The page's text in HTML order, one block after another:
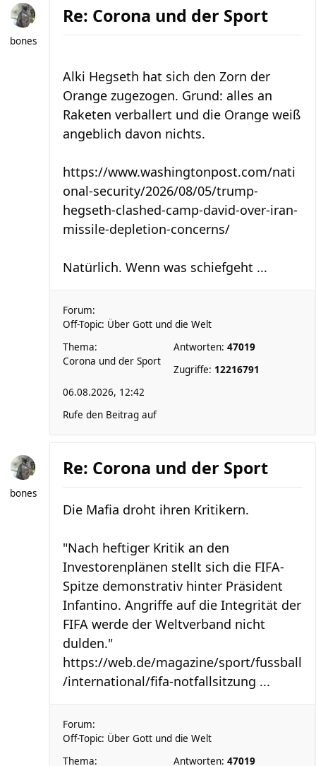
bones
Re: Corona und der Sport
Alki Hegseth hat sich den Zorn der
Orange zugezogen. Grund: alles an
Raketen verballert und die Orange weiß
angeblich davon nichts.
https://www.washingtonpost.com/nati
onal-security/2026/08/05/trump-
hegseth-clashed-camp-david-over-iran-
missile-depletion-concerns/
Natürlich. Wenn was schiefgeht ...
Forum:
Off-Topic: Über Gott und die Welt
Thema:
Corona und der Sport
Antworten: 47019
Zugriffe: 12216791
06.08.2026, 12:42
Rufe den Beitrag auf
bones
Re: Corona und der Sport
Die Mafia droht ihren Kritikern.
"Nach heftiger Kritik an den
Investorenplänen stellt sich die FIFA-
Spitze demonstrativ hinter Präsident
Infantino. Angriffe auf die Integrität der
FIFA werde der Weltverband nicht
dulden."
https://web.de/magazine/sport/fussball
/international/fifa-notfallsitzung ...
Forum:
Off-Topic: Über Gott und die Welt
Thema:
Antworten: 47019